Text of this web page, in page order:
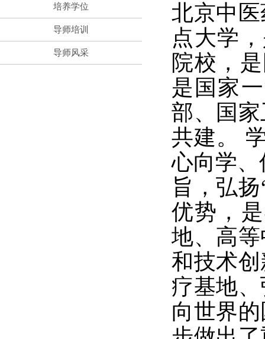
培养学位
导师培训
导师风采
北京中
点大学
院校，
是国家
部、国
共建。
心向学、
旨，弘
优势，
地、高
和技术
疗基地
向世界